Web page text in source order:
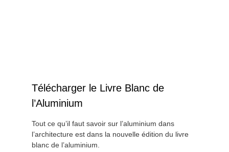
Télécharger le Livre Blanc de
l’Aluminium
Tout ce qu’il faut savoir sur l’aluminium dans
l’architecture est dans la nouvelle édition du livre
blanc de l’aluminium.